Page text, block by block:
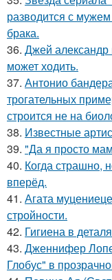
разводится с
брака.
36. Джей александр
может ходить.
37. Антонио
трогательных
строится не на
38. Известные
39. "Да я просто
40. Когда страшно,
вперёд.
41. Агата
стройности.
42. Гигиена в
43. Дженнифер
Глобус" в